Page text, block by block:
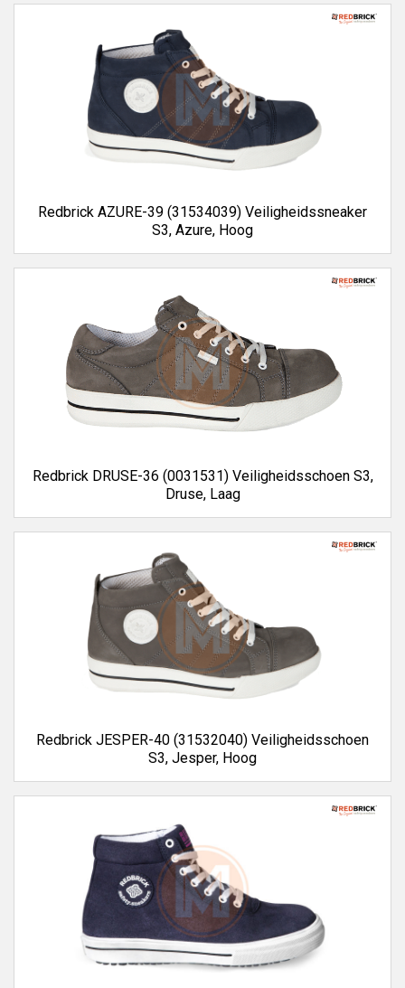
Redbrick AZURE-39 (31534039) Veiligheidssneaker
S3, Azure, Hoog
Redbrick DRUSE-36 (0031531) Veiligheidsschoen S3,
Druse, Laag
Redbrick JESPER-40 (31532040) Veiligheidsschoen
S3, Jesper, Hoog